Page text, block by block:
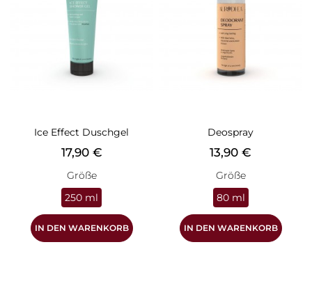
Ice Effect Duschgel
Preis
17,90 €
Größe
250 ml
IN DEN WARENKORB
Deospray
Preis
13,90 €
Größe
80 ml
IN DEN WARENKORB